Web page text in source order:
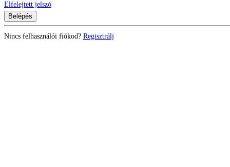
Elfelejtett jelszó
Belépés
Nincs felhasználói fiókod? Regisztrálj